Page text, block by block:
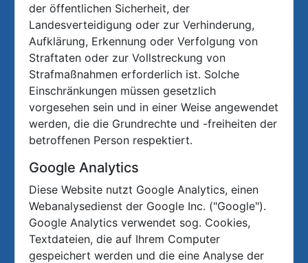
der öffentlichen Sicherheit, der
Landesverteidigung oder zur Verhinderung,
Aufklärung, Erkennung oder Verfolgung von
Straftaten oder zur Vollstreckung von
Strafmaßnahmen erforderlich ist. Solche
Einschränkungen müssen gesetzlich
vorgesehen sein und in einer Weise angewendet
werden, die die Grundrechte und -freiheiten der
betroffenen Person respektiert.
Google Analytics
Diese Website nutzt Google Analytics, einen
Webanalysedienst der Google Inc. ("Google").
Google Analytics verwendet sog. Cookies,
Textdateien, die auf Ihrem Computer
gespeichert werden und die eine Analyse der